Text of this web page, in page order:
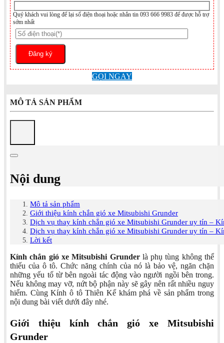
Quý khách vui lòng để lại số điện thoại hoặc nhắn tin 093 666 9983 để được hỗ trợ
sớm nhất
GỌI NGAY
MÔ TẢ SẢN PHẨM
Nội dung
Mô tả sản phẩm
Giới thiệu kính chắn gió xe Mitsubishi Grunder
Dịch vụ thay kính chắn gió xe Mitsubishi Grunder uy tín –
Dịch vụ thay kính chắn gió xe Mitsubishi Grunder uy tín –
Lời kết
Kính chắn gió xe Mitsubishi Grunder là phụ tùng không thể
thiếu của ô tô. Chức năng chính của nó là bảo vệ, ngăn chặn
những yếu tố từ bên ngoài tác động vào người ngồi bên trong.
Nếu không may vỡ, nứt bộ phận này sẽ gây nên rất nhiều nguy
hiểm. Cùng Kính ô tô Thiên Kế khám phá về sản phẩm trong
nội dung bài viết dưới đây nhé.
Giới thiệu kính chắn gió xe Mitsubishi
Grunder